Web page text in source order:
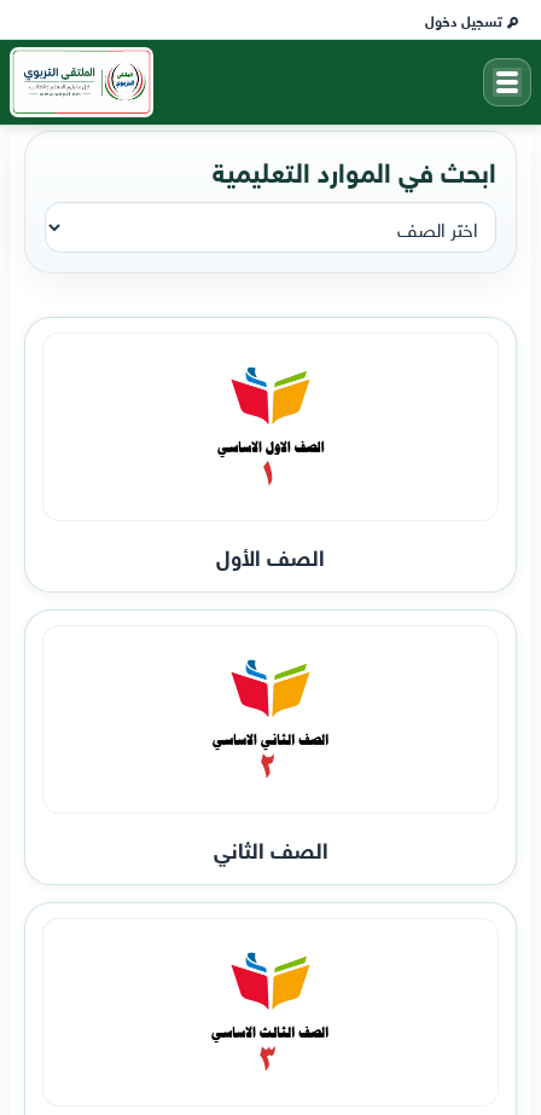
تسجيل دخول
ابحث في الموارد التعليمية
الصف الأول
الصف الثاني